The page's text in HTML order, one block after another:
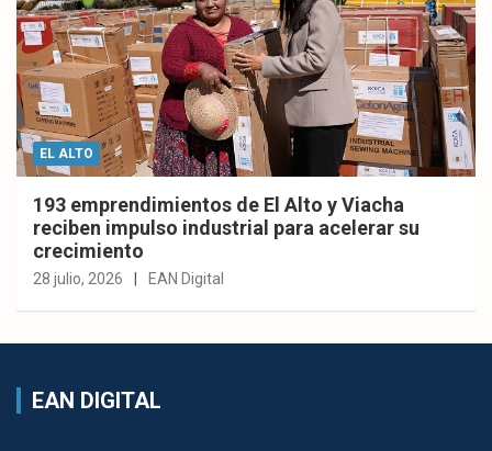
EL ALTO
193 emprendimientos de El Alto y Viacha
reciben impulso industrial para acelerar su
crecimiento
28 julio, 2026 EAN Digital
EAN DIGITAL